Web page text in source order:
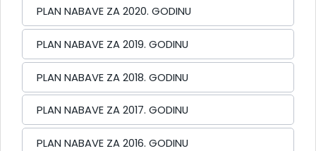
PLAN NABAVE ZA 2020. GODINU
PLAN NABAVE ZA 2019. GODINU
PLAN NABAVE ZA 2018. GODINU
PLAN NABAVE ZA 2017. GODINU
PLAN NABAVE ZA 2016. GODINU